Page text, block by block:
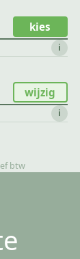
kies
i
wijzig
i
btw